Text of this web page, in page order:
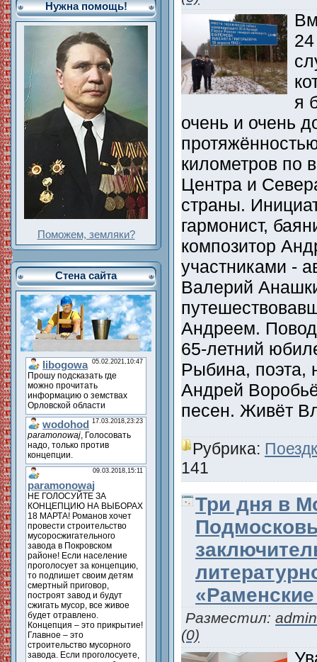
Нужна помощь!
Поможем, земляки?
Стена сайта
я
очень и очень
километров по
Центра и
страны.
гармонист,
композитор
участниками -
Валерий
Андреем.
65-летний
Рыбина, поэта,
Андрей
песен. Живёт
Рубрика:
141
Три дня в
Разместил: admin
(0)